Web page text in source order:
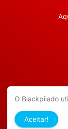
APP ANDROID
O Blackpilado
Aceitar!